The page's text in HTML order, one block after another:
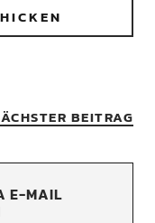
BEITRAG
E-MAIL